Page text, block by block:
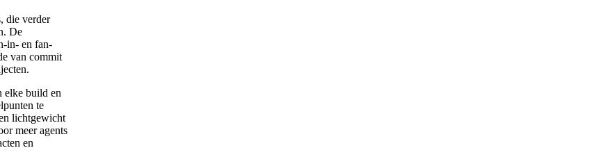
die verder
De
in- en fan-
van commit
elke build en
te
lichtgewicht
meer agents
en